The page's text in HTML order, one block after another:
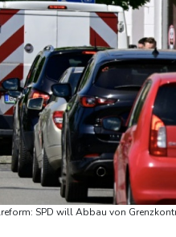
SPD will Abbau von